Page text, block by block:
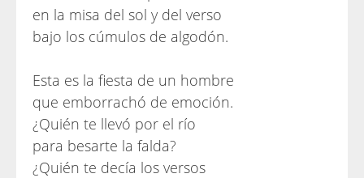
en la misa del sol y del verso
bajo los cúmulos de algodón.
Esta es la fiesta de un hombre
que emborrachó de emoción.
¿Quién te llevó por el río
para besarte la falda?
¿Quién te decía los versos